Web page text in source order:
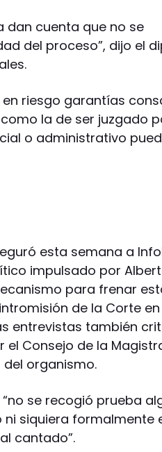
dan cuenta que no se
del proceso”, dijo el
en riesgo garantías
la de ser juzgado
o administrativo
esta semana a
impulsado por
para frenar
de la Corte
entrevistas también
el Consejo de la
organismo.
se recogió prueba
siquiera formalmente
cantado”.